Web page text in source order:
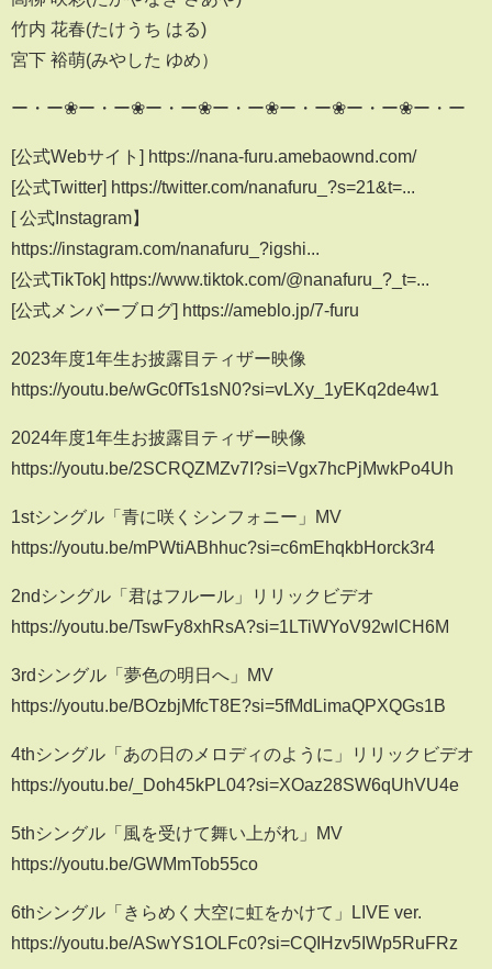
竹内 花春(たけうち はる)
宮下 裕萌(みやした ゆめ）
ー・ー❀ー・ー❀ー・ー❀ー・ー❀ー・ー❀ー・ー❀ー・ー
[公式Webサイト] https://nana-furu.amebaownd.com/
[公式Twitter] https://twitter.com/nanafuru_?s=21&t=...
[ 公式Instagram】
https://instagram.com/nanafuru_?igshi...
[公式TikTok] https://www.tiktok.com/@nanafuru_?_t=...
[公式メンバーブログ] https://ameblo.jp/7-furu
2023年度1年生お披露目ティザー映像
https://youtu.be/wGc0fTs1sN0?si=vLXy_1yEKq2de4w1
2024年度1年生お披露目ティザー映像
https://youtu.be/2SCRQZMZv7I?si=Vgx7hcPjMwkPo4Uh
1stシングル「青に咲くシンフォニー」MV
https://youtu.be/mPWtiABhhuc?si=c6mEhqkbHorck3r4
2ndシングル「君はフルール」リリックビデオ
https://youtu.be/TswFy8xhRsA?si=1LTiWYoV92wlCH6M
3rdシングル「夢色の明日へ」MV
https://youtu.be/BOzbjMfcT8E?si=5fMdLimaQPXQGs1B
4thシングル「あの日のメロディのように」リリックビデオ
https://youtu.be/_Doh45kPL04?si=XOaz28SW6qUhVU4e
5thシングル「風を受けて舞い上がれ」MV
https://youtu.be/GWMmTob55co
6thシングル「きらめく大空に虹をかけて」LIVE ver.
https://youtu.be/ASwYS1OLFc0?si=CQIHzv5IWp5RuFRz